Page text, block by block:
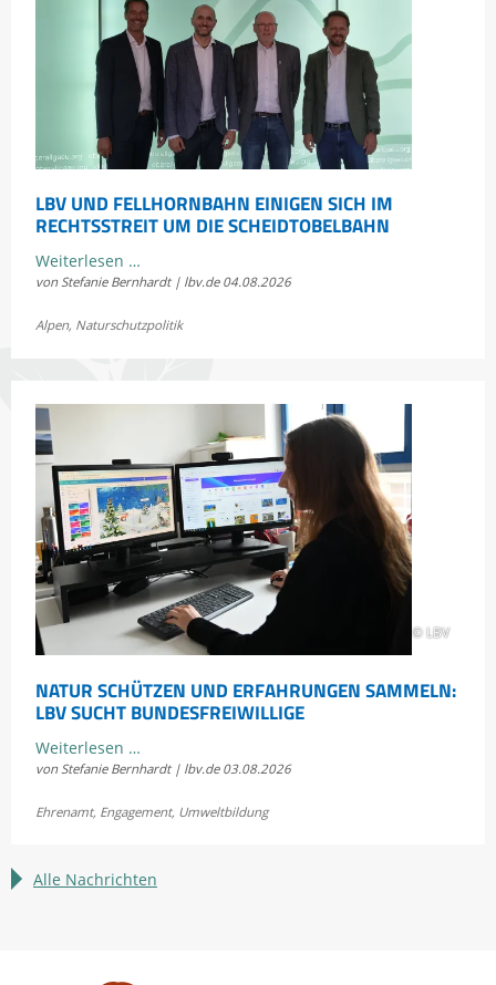
LBV UND FELLHORNBAHN EINIGEN SICH IM
RECHTSSTREIT UM DIE SCHEIDTOBELBAHN
Weiterlesen …LBV
und
einigen
die
Scheidtobelbahn
von Stefanie Bernhardt | lbv.de 04.08.2026
Alpen, Naturschutzpolitik
© LBV
NATUR SCHÜTZEN UND ERFAHRUNGEN SAMMELN:
LBV SUCHT BUNDESFREIWILLIGE
Weiterlesen …
schützen
Erfahrungen
LBV
von Stefanie Bernhardt | lbv.de 03.08.2026
Ehrenamt, Engagement, Umweltbildung
Alle Nachrichten